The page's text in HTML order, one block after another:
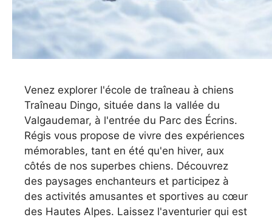
Venez explorer l'école de traîneau à chiens
Traîneau Dingo, située dans la vallée du
Valgaudemar, à l'entrée du Parc des Écrins.
Régis vous propose de vivre des expériences
mémorables, tant en été qu'en hiver, aux
côtés de nos superbes chiens. Découvrez
des paysages enchanteurs et participez à
des activités amusantes et sportives au cœur
des Hautes Alpes. Laissez l'aventurier qui est